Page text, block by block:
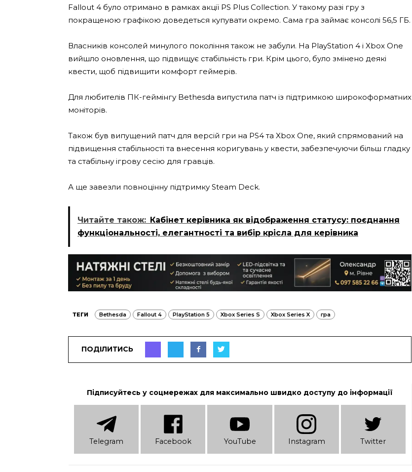
Fallout 4 було отримано в рамках акції PS Plus Collection. У такому разі гру з
покращеною графікою доведеться купувати окремо. Сама гра займає консолі 56,5 ГБ.
Власників консолей минулого покоління також не забули. На PlayStation 4 і Xbox One
вийшло оновлення, що підвищує стабільність гри. Крім цього, було змінено деякі
квести, щоб підвищити комфорт геймерів.
Для любителів ПК-геймінгу Bethesda випустила патч із підтримкою широкоформатних
моніторів.
Також був випущений патч для версій гри на PS4 та Xbox One, який спрямований на
підвищення стабільності та внесення коригувань у квести, забезпечуючи більш гладку
та стабільну ігрову сесію для гравців.
А ще завезли повноцінну підтримку Steam Deck.
Читайте також: Кабінет керівника як відображення статусу: поєднання
функціональності, елегантності та вибір крісла для керівника
ТЕГИ Bethesda Fallout 4 PlayStation 5 Xbox Series S Xbox Series X гра
ПОДІЛИТИСЬ
Підписуйтесь у соцмережах для максимально швидко доступу до інформації
Telеgram Facebook YouTube Instagram Twitter